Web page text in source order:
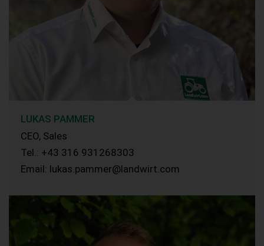
LUKAS PAMMER
CEO, Sales
Tel.: +43 316 931268303
Email: lukas.pammer@landwirt.com